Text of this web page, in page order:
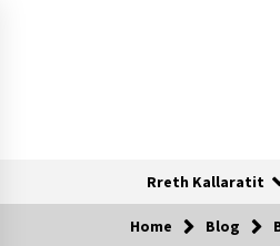
Rreth Kallaratit
Te rejat
Home Blog